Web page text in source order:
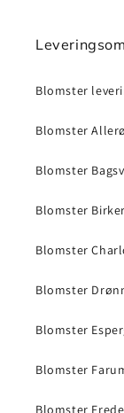
Blomster
Blomster
Blomster
Blomster
Blomster
Blomster
Blomster
Blomster
Blomster